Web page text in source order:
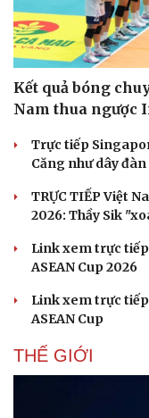
Kết quả bóng
Nam thua ngược
Trực tiếp
Căng như dây đàn
TRỰC TIẾP Việt
2026: Thầy Sik
Link xem trực
ASEAN Cup 2026
Link xem trực
ASEAN Cup
THẾ GIỚI